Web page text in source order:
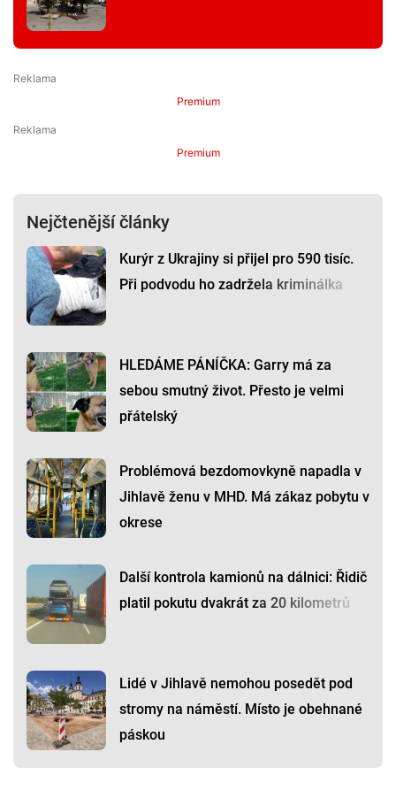
Premium
Premium
Nejčtenější články
Kurýr z Ukrajiny si přijel pro 590 tisíc.
Při podvodu ho zadržela kriminálka
HLEDÁME PÁNÍČKA: Garry má za
sebou smutný život. Přesto je velmi
přátelský
Problémová bezdomovkyně napadla v
Jihlavě ženu v MHD. Má zákaz pobytu v
okrese
Další kontrola kamionů na dálnici: Řidič
platil pokutu dvakrát za 20 kilometrů
Lidé v Jihlavě nemohou posedět pod
stromy na náměstí. Místo je obehnané
páskou